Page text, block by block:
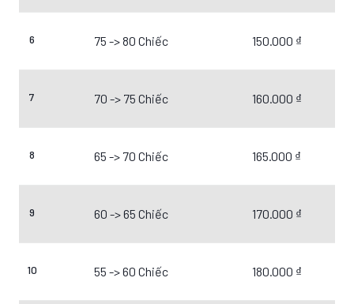
6 75 -> 80 Chiếc 150.000 ₫
7 70 -> 75 Chiếc 160.000 ₫
8 65 -> 70 Chiếc 165.000 ₫
9 60 -> 65 Chiếc 170.000 ₫
10 55 -> 60 Chiếc 180.000 ₫